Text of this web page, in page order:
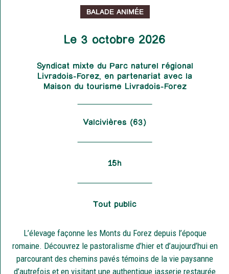
BALADE ANIMÉE
Le 3 octobre 2026
Syndicat mixte du Parc naturel régional
Livradois-Forez, en partenariat avec la
Maison du tourisme Livradois-Forez
Valcivières (63)
15h
Tout public
L’élevage façonne les Monts du Forez depuis l’époque
romaine. Découvrez le pastoralisme d’hier et d’aujourd’hui en
parcourant des chemins pavés témoins de la vie paysanne
d’autrefois et en visitant une authentique jasserie restaurée